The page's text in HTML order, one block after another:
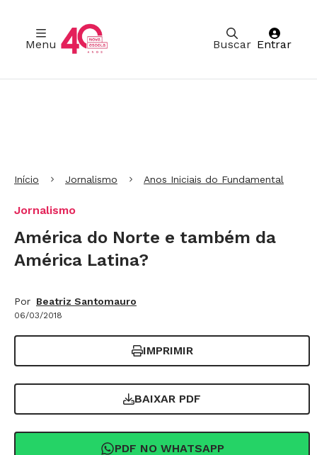
Buscar
Menu Entrar
Início Jornalismo Anos Iniciais do Fundamental
Jornalismo
América do Norte e também da
América Latina?
Por Beatriz Santomauro
06/03/2018
IMPRIMIR
BAIXAR PDF
PDF NO WHATSAPP